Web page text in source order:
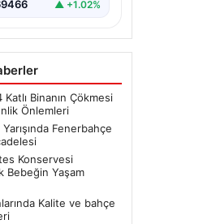
▲ +1.02%
Binanın Çökmesi
Önlemleri
Fenerbahçe
Konservesi
Bebeğin Yaşam
Kalite ve bahçe